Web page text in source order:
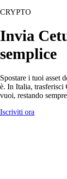
CRYPTO
Invia
semplice
Spostare i tuoi asset
è. In Italia, trasferisci
vuoi, restando
Iscriviti ora